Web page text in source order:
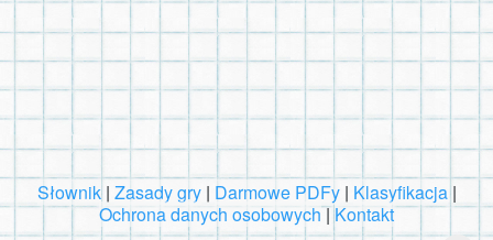
Słownik| Zasady gry| Darmowe PDFy| Klasyfikacja|
Ochrona danych osobowych|Kontakt